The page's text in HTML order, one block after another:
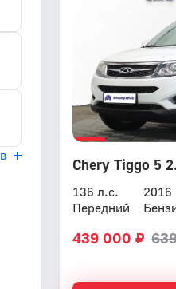
Chery Tiggo 5
136 л.с. 2016
Передний
439 000 ₽